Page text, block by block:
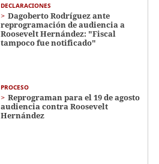
DECLARACIONES
Dagoberto Rodríguez ante
reprogramación de audiencia a
Roosevelt Hernández: "Fiscal
tampoco fue notificado"
PROCESO
Reprograman para el 19 de agosto
audiencia contra Roosevelt
Hernández